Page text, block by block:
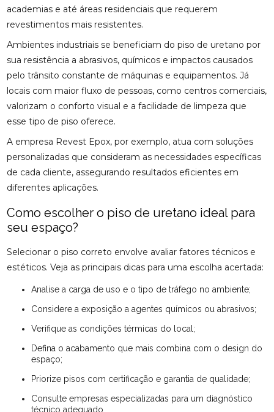
academias e até áreas residenciais que requerem
revestimentos mais resistentes.
Ambientes industriais se beneficiam do piso de uretano por
sua resistência a abrasivos, químicos e impactos causados
pelo trânsito constante de máquinas e equipamentos. Já
locais com maior fluxo de pessoas, como centros comerciais,
valorizam o conforto visual e a facilidade de limpeza que
esse tipo de piso oferece.
A empresa Revest Epox, por exemplo, atua com soluções
personalizadas que consideram as necessidades específicas
de cada cliente, assegurando resultados eficientes em
diferentes aplicações.
Como escolher o piso de uretano ideal para
seu espaço?
Selecionar o piso correto envolve avaliar fatores técnicos e
estéticos. Veja as principais dicas para uma escolha acertada:
Analise a carga de uso e o tipo de tráfego no ambiente;
Considere a exposição a agentes químicos ou abrasivos;
Verifique as condições térmicas do local;
Defina o acabamento que mais combina com o design do
espaço;
Priorize pisos com certificação e garantia de qualidade;
Consulte empresas especializadas para um diagnóstico
técnico adequado.